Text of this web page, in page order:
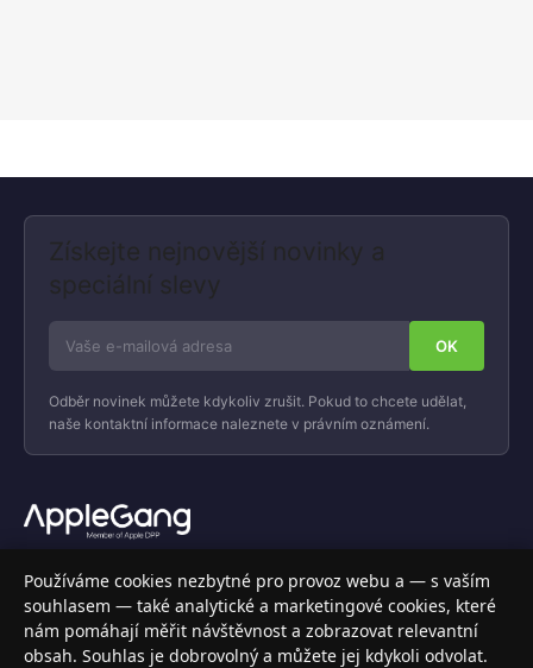
Získejte nejnovější novinky a
speciální slevy
Odběr novinek můžete kdykoliv zrušit. Pokud to chcete udělat,
naše kontaktní informace naleznete v právním oznámení.
Váš specializovaný obchod s Apple produkty, příslušenstvím a
elektronikou. Nakupujte bezpečně a s jistotou.
INFORMACE
Používáme cookies nezbytné pro provoz webu a — s vaším
souhlasem — také analytické a marketingové cookies, které
nám pomáhají měřit návštěvnost a zobrazovat relevantní
obsah. Souhlas je dobrovolný a můžete jej kdykoli odvolat.